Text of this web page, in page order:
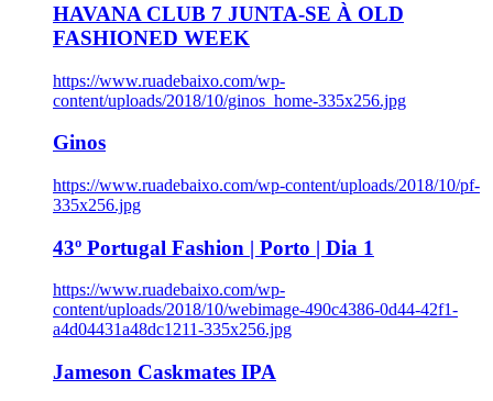
HAVANA CLUB 7 JUNTA-SE À OLD
FASHIONED WEEK
https://www.ruadebaixo.com/wp-
content/uploads/2018/10/ginos_home-335x256.jpg
Ginos
https://www.ruadebaixo.com/wp-content/uploads/2018/10/pf-
335x256.jpg
43º Portugal Fashion | Porto | Dia 1
https://www.ruadebaixo.com/wp-
content/uploads/2018/10/webimage-490c4386-0d44-42f1-
a4d04431a48dc1211-335x256.jpg
Jameson Caskmates IPA